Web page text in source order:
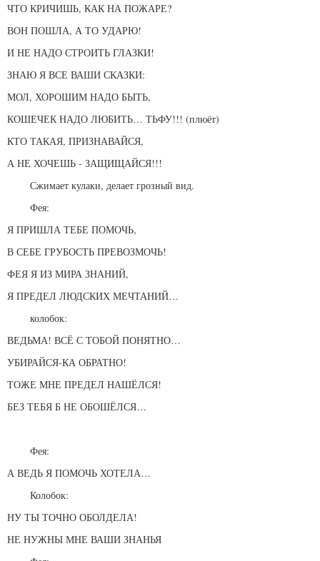
ЧТО КРИЧИШЬ, КАК НА ПОЖАРЕ?
ВОН ПОШЛА, А ТО УДАРЮ!
И НЕ НАДО СТРОИТЬ ГЛАЗКИ!
ЗНАЮ Я ВСЕ ВАШИ СКАЗКИ:
МОЛ, ХОРОШИМ НАДО БЫТЬ,
КОШЕЧЕК НАДО ЛЮБИТЬ… ТЬФУ!!! (плюёт)
КТО ТАКАЯ, ПРИЗНАВАЙСЯ,
А НЕ ХОЧЕШЬ - ЗАЩИЩАЙСЯ!!!
Сжимает кулаки, делает грозный вид.
Фея:
Я ПРИШЛА ТЕБЕ ПОМОЧЬ,
В СЕБЕ ГРУБОСТЬ ПРЕВОЗМОЧЬ!
ФЕЯ Я ИЗ МИРА ЗНАНИЙ,
Я ПРЕДЕЛ ЛЮДСКИХ МЕЧТАНИЙ…
колобок:
ВЕДЬМА! ВСЁ С ТОБОЙ ПОНЯТНО…
УБИРАЙСЯ-КА ОБРАТНО!
ТОЖЕ МНЕ ПРЕДЕЛ НАШЁЛСЯ!
БЕЗ ТЕБЯ Б НЕ ОБОШЁЛСЯ…
Фея:
А ВЕДЬ Я ПОМОЧЬ ХОТЕЛА…
Колобок:
НУ ТЫ ТОЧНО ОБОЛДЕЛА!
НЕ НУЖНЫ МНЕ ВАШИ ЗНАНЬЯ